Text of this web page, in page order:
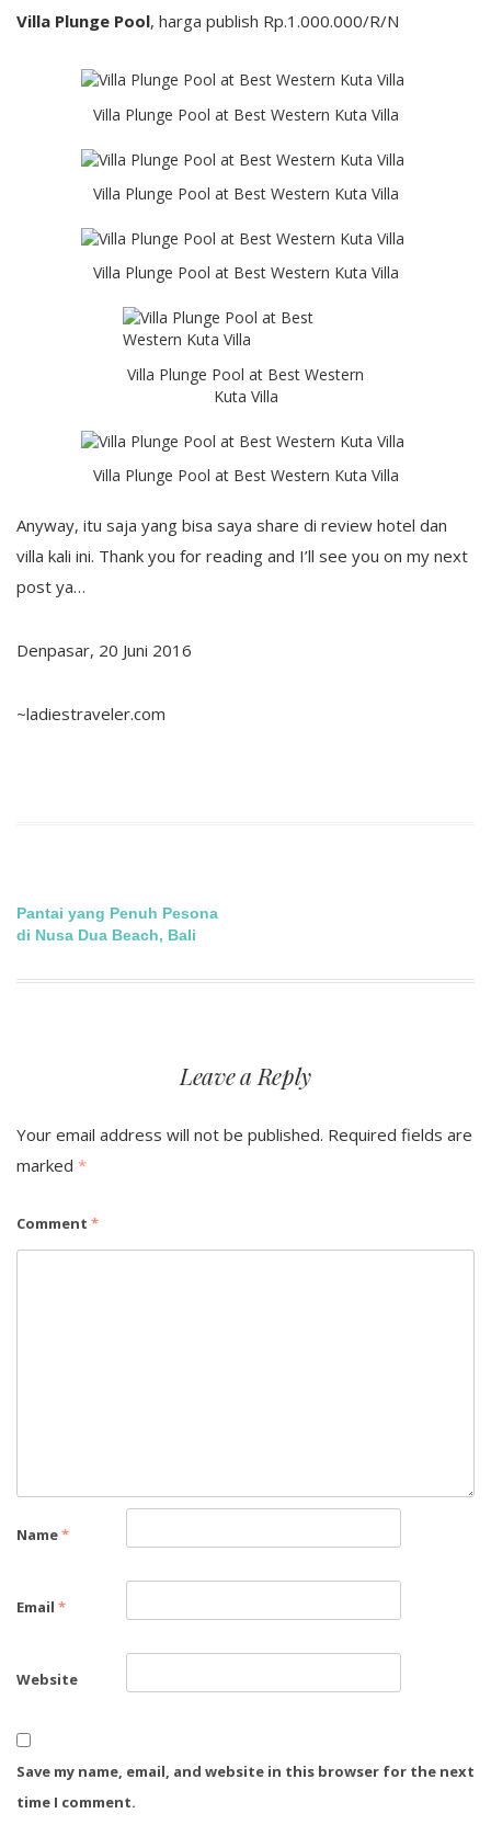
Villa Plunge Pool, harga publish Rp.1.000.000/R/N
Villa Plunge Pool at Best Western Kuta Villa
Villa Plunge Pool at Best Western Kuta Villa
Villa Plunge Pool at Best Western Kuta Villa
Villa Plunge Pool at Best Western
Kuta Villa
Villa Plunge Pool at Best Western Kuta Villa
Anyway, itu saja yang bisa saya share di review hotel dan
villa kali ini. Thank you for reading and I’ll see you on my next
post ya…
Denpasar, 20 Juni 2016
~ladiestraveler.com
Post
navigation
Pantai yang Penuh Pesona
di Nusa Dua Beach, Bali
Leave a Reply
Your email address will not be published. Required fields are
marked *
Comment *
Name*
Email *
Website
Save my name, email, and website in this browser for the next
time I comment.